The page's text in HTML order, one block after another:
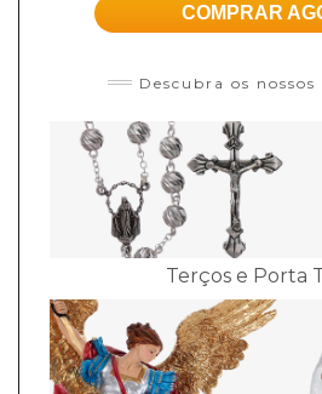
COMPRAR
Descubra os
Terços e Porta